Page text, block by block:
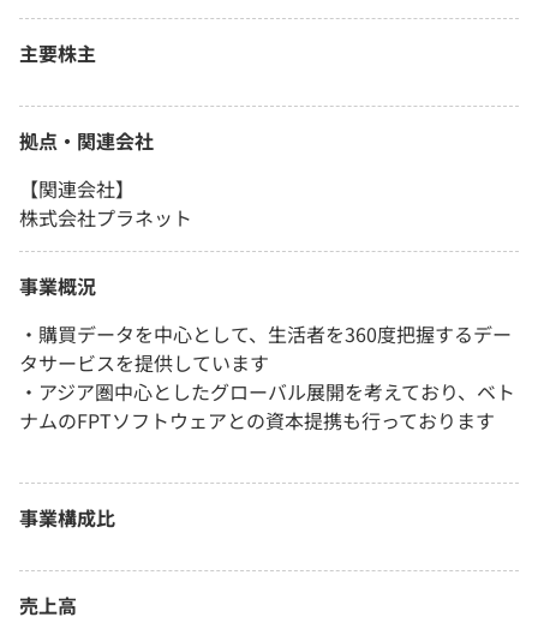
主要株主
拠点・関連会社
【関連会社】
株式会社プラネット
事業概況
・購買データを中心として、生活者を360度把握するデー
タサービスを提供しています
・アジア圏中心としたグローバル展開を考えており、ベト
ナムのFPTソフトウェアとの資本提携も行っております
事業構成比
売上高